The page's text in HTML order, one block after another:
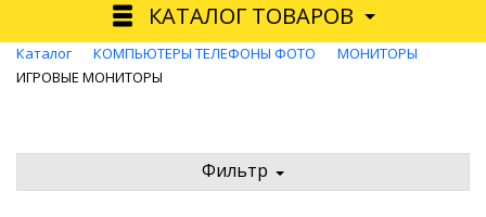
КАТАЛОГ ТОВАРОВ
Каталог КОМПЬЮТЕРЫ ТЕЛЕФОНЫ ФОТО
МОНИТОРЫ
ИГРОВЫЕ МОНИТОРЫ
Фильтр